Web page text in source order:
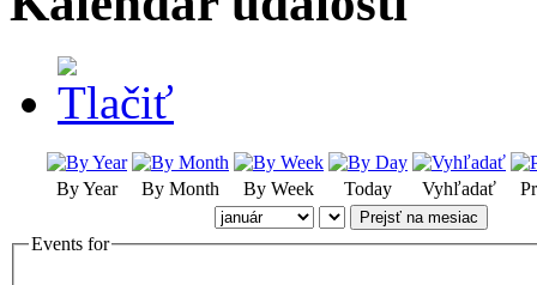
By Year By Month By Week Today Vyhľadať
Prejsť na mesiac
Events for